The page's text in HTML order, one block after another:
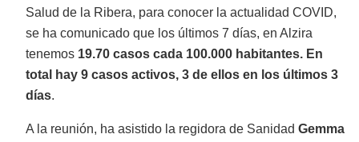
Salud de la Ribera, para conocer la actualidad COVID,
se ha comunicado que los últimos 7 días, en Alzira
tenemos 19.70 casos cada 100.000 habitantes. En
total hay 9 casos activos, 3 de ellos en los últimos 3
días.
A la reunión, ha asistido la regidora de SanidadGemma